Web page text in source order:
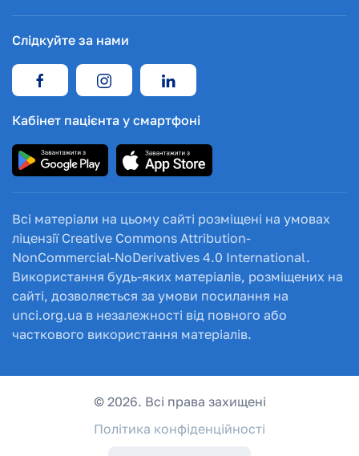
Слідкуйте за нами
Кабінет пацієнта у смартфоні
Всі матеріали на цьому сайті розміщені на умовах
ліцензії Creative Commons Attribution-
NonCommercial-NoDerivatives 4.0 International.
Використання будь-яких матеріалів, розміщених на
сайті, дозволяється за умови посилання на
unci.org.ua в незалежності від повного або
часткового використання матеріалів.
© 2026. Всі права захищені
Політика конфіденційності